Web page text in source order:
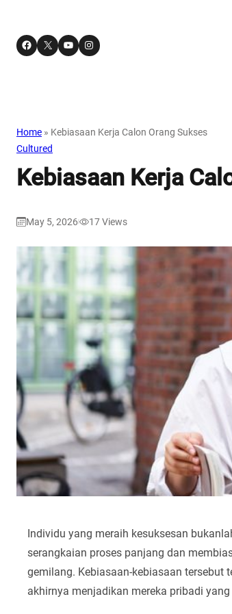
Facebook X YouTube Instagram
Home » Kebiasaan Kerja Calon Orang Sukses
Cultured
Kebiasaan Kerja
May 5, 2026 17Views
Individu yang meraih kesuksesan
serangkaian proses panjang dan
gemilang. Kebiasaan-kebiasaan tersebut
akhirnya menjadikan mereka pribadi